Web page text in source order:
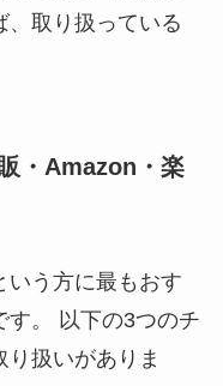
、取り扱っている
・Amazon・楽
いう方に最もおす
す。 以下の3つのチ
扱いがありま